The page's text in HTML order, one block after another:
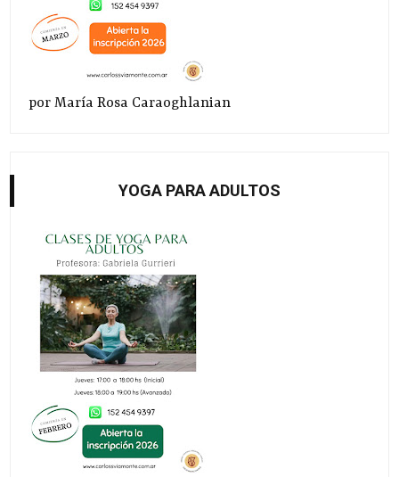
por María Rosa Caraoghlanian
YOGA PARA ADULTOS